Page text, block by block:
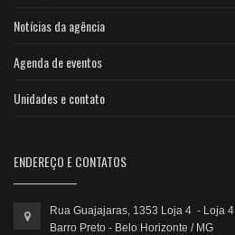
Notícias da agência
Agenda de eventos
Unidades e contato
ENDEREÇO E CONTATOS
Rua Guajajaras, 1353 Loja 4 - Loja 4
Barro Preto - Belo Horizonte / MG